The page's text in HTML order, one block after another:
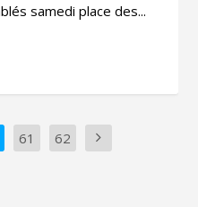
samedi place des...
61 62